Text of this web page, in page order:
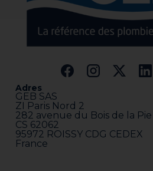
Adres
GEB SAS
ZI Paris Nord 2
282 avenue du Bois de la Pie
CS 62062
95972 ROISSY CDG CEDEX
France